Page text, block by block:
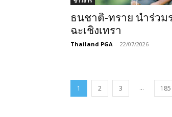
ธนชาติ-ทราย นำร่วม
ฉะเชิงเทรา
Thailand PGA - 22/07/2026
1 2 3 ... 185